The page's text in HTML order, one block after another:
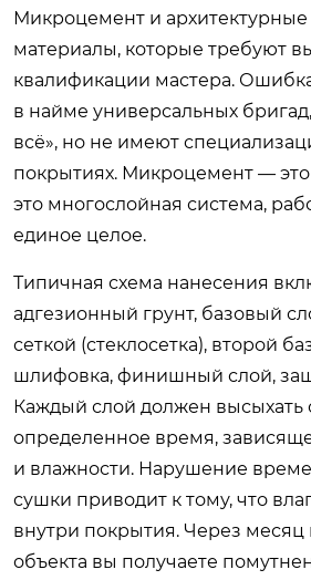
Микроцемент и архитектурные
материалы, которые требуют
квалификации мастера.
в найме универсальных
всё», но не имеют
покрытиях. Микроцемент — это
это многослойная система,
единое целое.
Типичная схема нанесения
адгезионный грунт, базовый
сеткой (стеклосетка), второй
шлифовка, финишный слой,
Каждый слой должен высыхать
определенное время,
и влажности. Нарушение
сушки приводит к тому, что
внутри покрытия. Через месяц
объекта вы получаете